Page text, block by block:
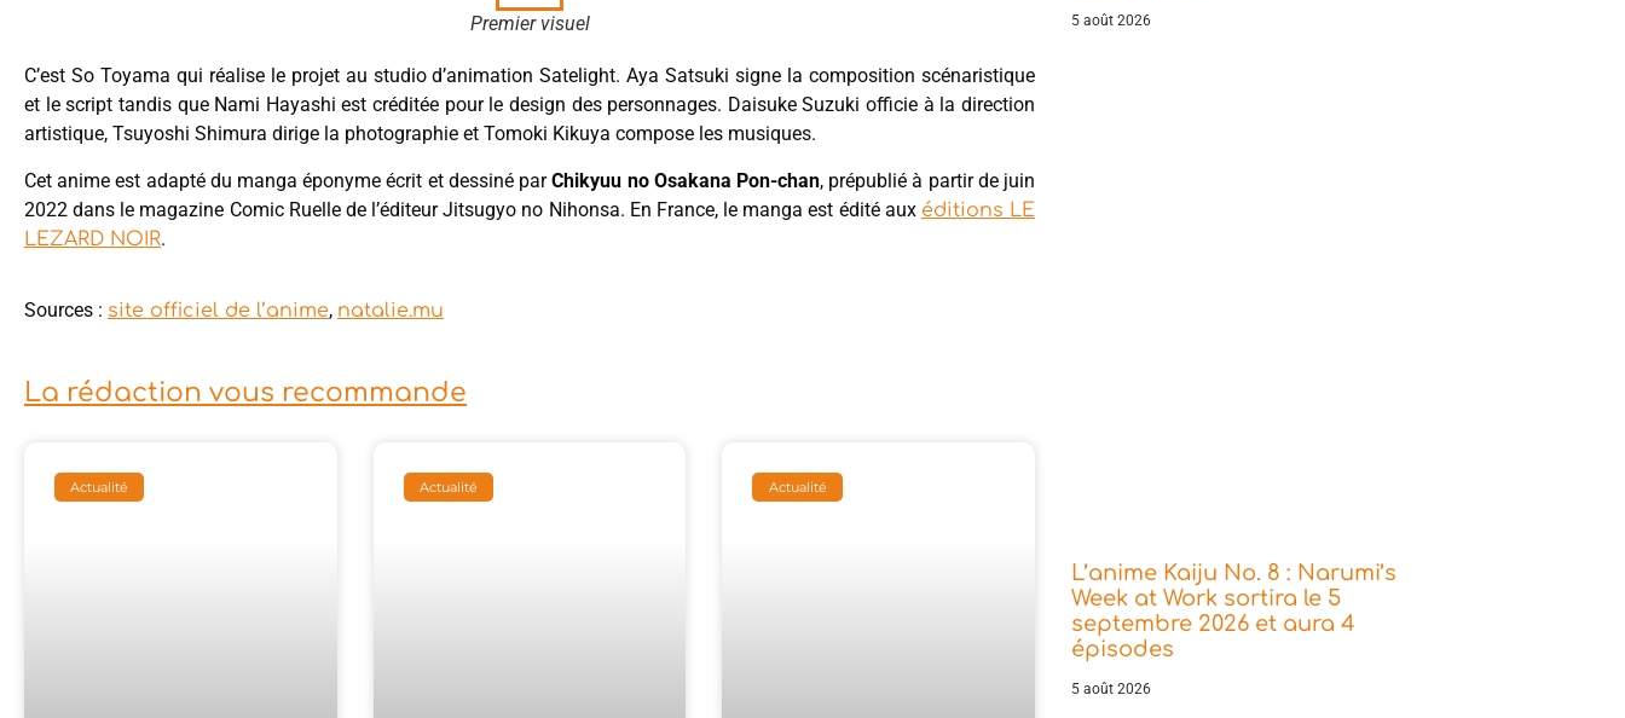
Premier visuel
C’est So Toyama qui réalise le projet au studio d’animation Satelight. Aya Satsuki signe la composition scénaristique
et le script tandis que Nami Hayashi est créditée pour le design des personnages. Daisuke Suzuki officie à la direction
artistique, Tsuyoshi Shimura dirige la photographie et Tomoki Kikuya compose les musiques.
Cet anime est adapté du manga éponyme écrit et dessiné parChikyuu no Osakana Pon-chan, prépublié à partir de juin
2022 dans le magazine Comic Ruelle de l’éditeur Jitsugyo no Nihonsa. En France, le manga est édité aux éditions LE
LEZARD NOIR.
Sources : site officiel de l’anime, natalie.mu
La rédaction vous recommande
Actualité Actualité Actualité
5 août 2026
L’anime Kaiju No. 8 : Narumi’s
Week at Work sortira le 5
septembre 2026 et aura 4
épisodes
5 août 2026